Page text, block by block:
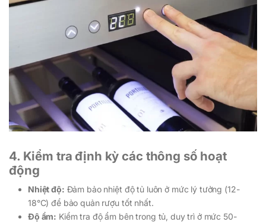
4. Kiểm tra định kỳ các thông số hoạt
động
Nhiệt độ: Đảm bảo nhiệt độ tủ luôn ở mức lý tưởng (12-
18°C) để bảo quản rượu tốt nhất.
Độ ẩm: Kiểm tra độ ẩm bên trong tủ, duy trì ở mức 50-